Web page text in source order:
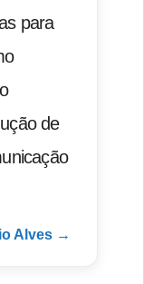
para
de
Alves →